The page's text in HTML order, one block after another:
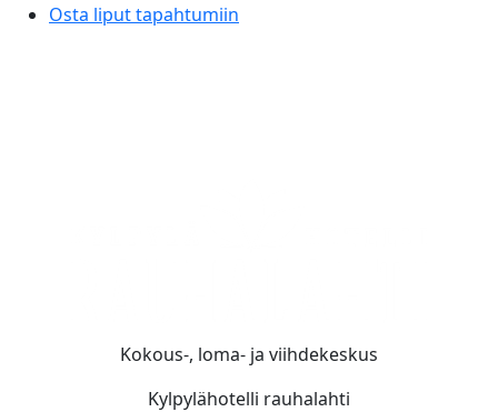
Osta liput tapahtumiin
Kokous-, loma- ja viihdekeskus
Kylpylähotelli rauhalahti